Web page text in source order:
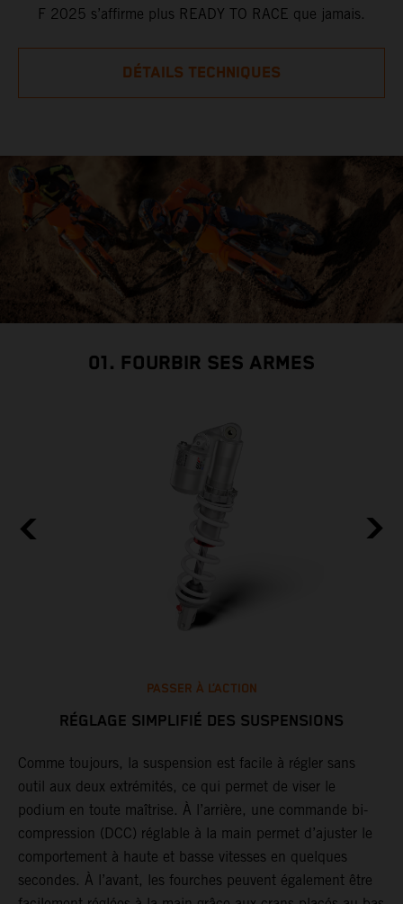
F 2025 s’affirme plus READY TO RACE que jamais.
DÉTAILS TECHNIQUES
01. FOURBIR SES ARMES
PASSER À L’ACTION
RÉGLAGE SIMPLIFIÉ DES SUSPENSIONS
Comme toujours, la suspension est facile à régler sans
outil aux deux extrémités, ce qui permet de viser le
podium en toute maîtrise. À l’arrière, une commande bi-
compression (DCC) réglable à la main permet d’ajuster le
comportement à haute et basse vitesses en quelques
secondes. À l’avant, les fourches peuvent également être